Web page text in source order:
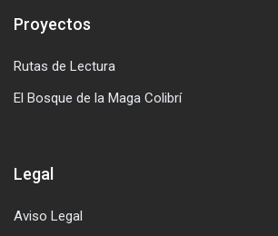
Salta Proyectos
Proyectos
Rutas de Lectura
El Bosque de la Maga Colibrí
Salta Legal
Legal
Aviso Legal